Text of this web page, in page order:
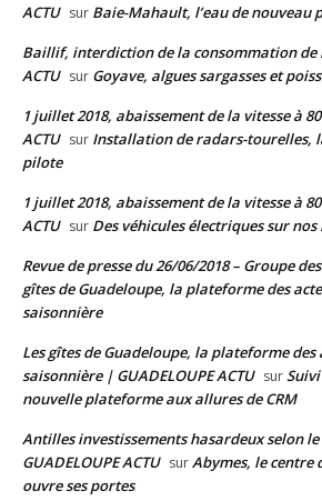
ACTU sur Baie-Mahault, l’eau de nouveau
Baillif, interdiction de la consommation de
ACTU sur Goyave, algues sargasses et
1 juillet 2018, abaissement de la vitesse à
ACTU sur Installation de radars-tourelles,
pilote
1 juillet 2018, abaissement de la vitesse à
ACTU sur Des véhicules électriques sur nos
Revue de presse du 26/06/2018 – Groupe
gîtes de Guadeloupe, la plateforme des
saisonnière
Les gîtes de Guadeloupe, la plateforme
saisonnière | GUADELOUPE ACTU sur
nouvelle plateforme aux allures de CRM
Antilles investissements hasardeux selon
GUADELOUPE ACTU surAbymes, le centre
ouvre ses portes